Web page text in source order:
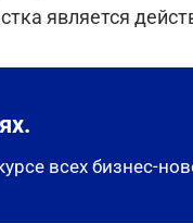
является
всех бизнес-